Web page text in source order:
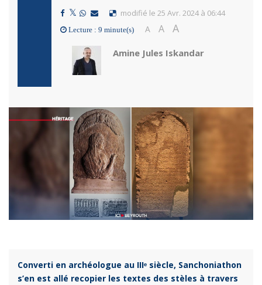
modifié le 25 Avr. 2024 à 06:44
Lecture : 9 minute(s) A A A
Amine Jules Iskandar
Converti en archéologue au IIIᵉ siècle, Sanchoniathon
s’en est allé recopier les textes des stèles à travers